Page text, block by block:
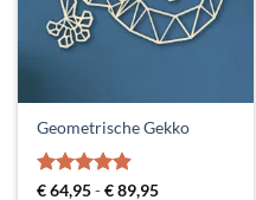
Geometrische Gekko
Gewaardeerd
€64,95-€89,95Prijsklasse: